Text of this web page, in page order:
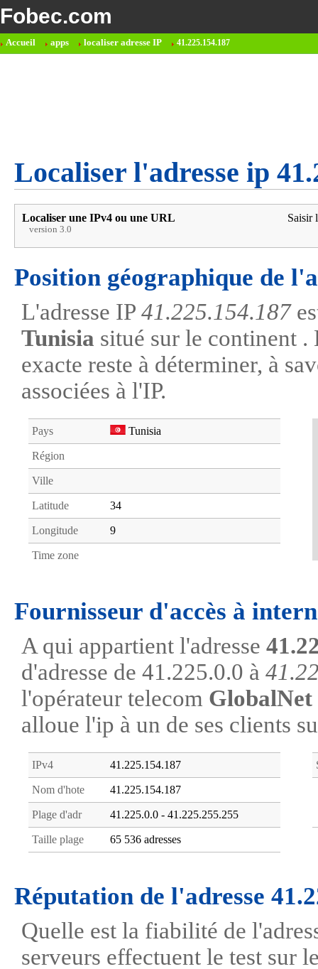
Fobec.com
Accueil apps localiser adresse IP 41.225.154.187
Localiser l'adresse ip
Localiser une IPv4 ou une URL
version 3.0
Saisir
Position géographique de
L'adresse IP 41.225.154.187
Tunisia situé sur le continent
exacte reste à déterminer, à
associées à l'IP.
Pays Tunisia
Région
Ville
Latitude 34
Longitude 9
Time zone
Fournisseur d'accès à
A qui appartient l'adresse
d'adresse de 41.225.0.0 à
l'opérateur telecom GlobalNet
alloue l'ip à un de ses clients
IPv4 41.225.154.187
Nom d'hote 41.225.154.187
Plage d'adr 41.225.0.0 - 41.225.255.255
Taille plage 65 536 adresses
Réputation de l'adresse
Quelle est la fiabilité de
serveurs effectuent le test sur